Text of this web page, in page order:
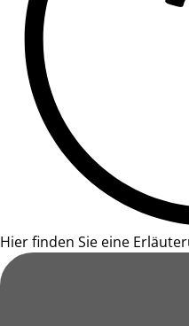
Hier finden Sie eine